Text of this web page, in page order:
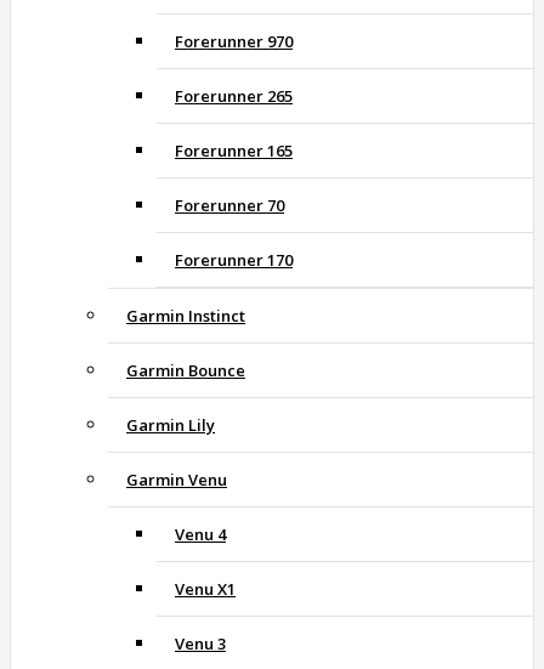
Forerunner 970
Forerunner 265
Forerunner 165
Forerunner 70
Forerunner 170
Garmin Instinct
Garmin Bounce
Garmin Lily
Garmin Venu
Venu 4
Venu X1
Venu 3